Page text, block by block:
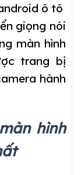
ô tô
giọng nói
màn hình
trang bị
hành
hình